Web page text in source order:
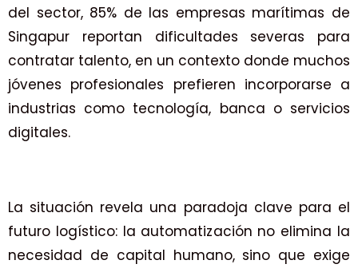
del sector, 85% de las empresas marítimas de
Singapur reportan dificultades severas para
contratar talento, en un contexto donde muchos
jóvenes profesionales prefieren incorporarse a
industrias como tecnología, banca o servicios
digitales.
La situación revela una paradoja clave para el
futuro logístico: la automatización no elimina la
necesidad de capital humano, sino que exige